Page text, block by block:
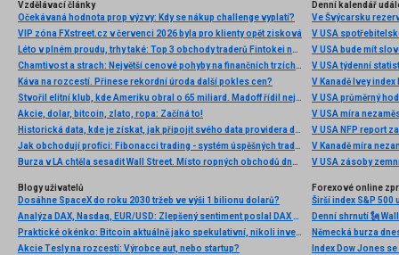
Vzdělávací články
Očekávaná hodnota prop výzvy: Kdy se nákup challenge vyplatí?
VIP zóna FXstreet.cz v červenci 2026 byla pro klienty opět zisková
Léto v plném proudu, trhy také: Top 3 obchody traderů Fintokei na indexech a zlatě
Chamtivost a strach: Největší cenové pohyby na finančních trzích (červenec 2026)
Káva na rozcestí. Přinese rekordní úroda další pokles cen?
Stvořil elitní klub, kde Ameriku obral o 65 miliard. Madoff řídil největší Ponzi dějin
Akcie, dolar, bitcoin, zlato, ropa: Začíná to!
Historická data, kde je získat, jak připojit svého data providera do MultiCharts a proč je budeme potřebovat? (4. díl)
Jak obchodují profíci: Fibonacci trading - systém úspěšných traderů
Burza v LA chtěla sesadit Wall Street. Místo ropných obchodů dnes místem duní basy
Denní kalendář
Ve Švýcarsku
V USA
V USA bude mít
V USA týdenní
V Kanadě Ivey index
V USA průměrný
V USA míra
V USA NFP report
V Kanadě míra
V USA zásoby
Blogy uživatelů
Dosáhne SpaceX do roku 2030 tržeb ve výši 1 bilionu dolarů?
Analýza DAX, Nasdaq, EUR/USD: Zlepšený sentiment poslal DAX na nová maxima
Praktické okénko: Bitcoin aktuálně jako spekulativní, nikoli investiční aktivum
Akcie Tesly na rozcestí: Výrobce aut, nebo startup?
Forexové online
Širší index S&P
Index Dow Jones